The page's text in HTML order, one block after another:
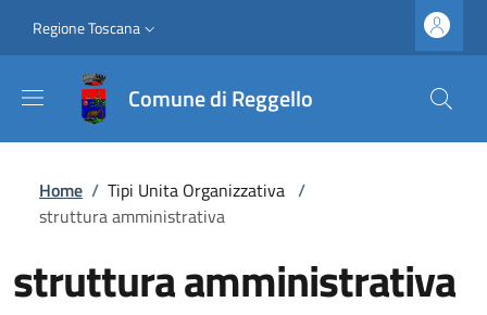
Slim top
Regione Toscana
Comune di Reggello
Briciole di pane
Home / Tipi Unita Organizzativa /
struttura amministrativa
struttura amministrativa